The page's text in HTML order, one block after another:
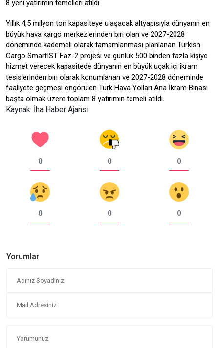
8 yeni yatırımın temelleri atıldı
Yıllık 4,5 milyon ton kapasiteye ulaşacak altyapısıyla dünyanın en
büyük hava kargo merkezlerinden biri olan ve 2027-2028
döneminde kademeli olarak tamamlanması planlanan Turkish
Cargo SmartIST Faz-2 projesi ve günlük 500 binden fazla kişiye
hizmet verecek kapasitede dünyanın en büyük uçak içi ikram
tesislerinden biri olarak konumlanan ve 2027-2028 döneminde
faaliyete geçmesi öngörülen Türk Hava Yolları Ana İkram Binası
başta olmak üzere toplam 8 yatırımın temeli atıldı.
Kaynak: İha Haber Ajansı
0 0 0
0 0 0
Yorumlar